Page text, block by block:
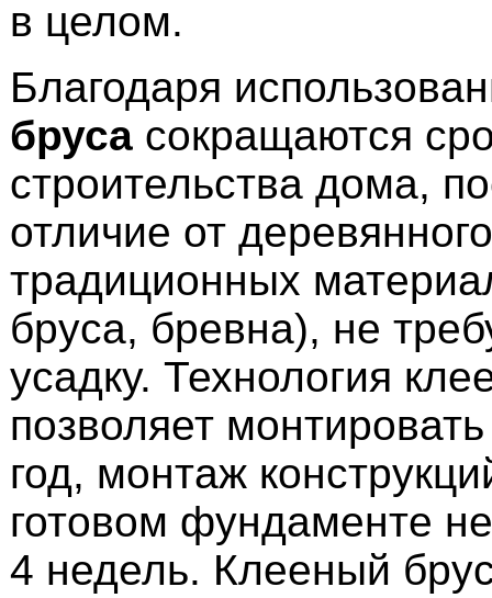
в целом.
Благодаря
брусасокращаются
строительства дома,
отличие от
традиционных
бруса, бревна), не
усадку. Технология
позволяет
год, монтаж
готовом фундаменте
4 недель. Клееный